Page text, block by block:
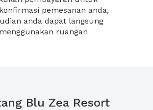
pemesanan anda,
anda dapat langsung
menggunakan ruangan
Blu Zea Resort